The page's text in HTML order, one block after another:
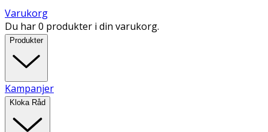
Varukorg
Du har 0 produkter i din varukorg.
Produkter
Kampanjer
Kloka Råd